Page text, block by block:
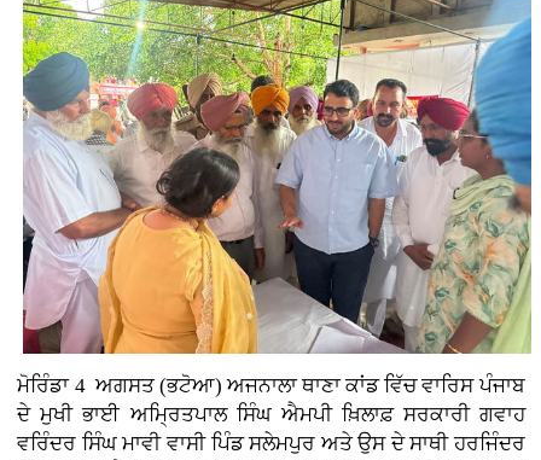
ਮੋਰਿੰਡਾ 4 ਅਗਸਤ (ਭਟੋਆ)ਅਜਨਾਲਾ ਥਾਣਾ ਕਾਂਡ ਵਿੱਚ ਵਾਰਿਸ ਪੰਜਾਬ
ਦੇ ਮੁਖੀ ਭਾਈ ਅਮ੍ਰਿਤਪਾਲ ਸਿੰਘ ਐਮਪੀ ਖ਼ਿਲਾਫ਼ ਸਰਕਾਰੀ ਗਵਾਹ
ਵਰਿੰਦਰ ਸਿੰਘ ਮਾਵੀ ਵਾਸੀ ਪਿੰਡ ਸਲੇਮਪੁਰ ਅਤੇ ਉਸ ਦੇ ਸਾਥੀ ਹਰਜਿੰਦਰ